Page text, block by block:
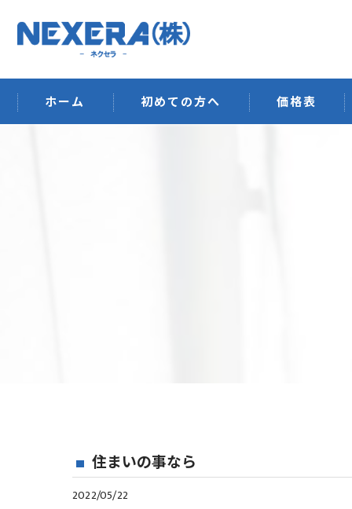
ホーム 初めての方へ 価格表
住まいの事なら
2022/05/22